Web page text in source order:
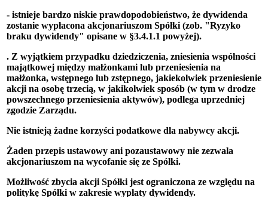
- istnieje bardzo niskie prawdopodobieństwo, że dywidenda
zostanie wypłacona akcjonariuszom Spółki (zob. "Ryzyko
braku dywidendy" opisane w §3.4.1.1 powyżej).
. Z wyjątkiem przypadku dziedziczenia, zniesienia wspólności
majątkowej między małżonkami lub przeniesienia na
małżonka, wstępnego lub zstępnego, jakiekolwiek przeniesienie
akcji na osobę trzecią, w jakikolwiek sposób (w tym w drodze
powszechnego przeniesienia aktywów), podlega uprzedniej
zgodzie Zarządu.
Nie istnieją żadne korzyści podatkowe dla nabywcy akcji.
Żaden przepis ustawowy ani pozaustawowy nie zezwala
akcjonariuszom na wycofanie się ze Spółki.
Możliwość zbycia akcji Spółki jest ograniczona ze względu na
politykę Spółki w zakresie wypłaty dywidendy.